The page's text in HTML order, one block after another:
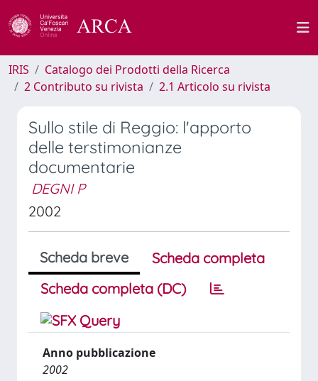
IRIS
Catalogo dei Prodotti della Ricerca
2 Contributo su rivista
2.1 Articolo su rivista
Sullo stile di Reggio: l'apporto
delle terstimonianze
documentarie
DEGNI P
2002
Scheda breve
Scheda completa
Scheda completa (DC)
Anno pubblicazione
2002